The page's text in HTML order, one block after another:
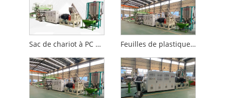
Sac de chariot à PC d'ABS faisant la machine Feuilles de plastique ABS faisant la machine